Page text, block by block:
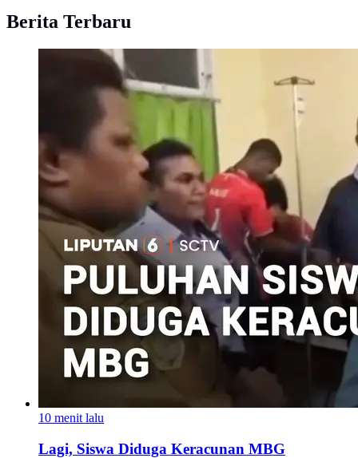
Berita Terbaru
10 menit lalu
Lagi, Siswa Diduga Keracunan MBG